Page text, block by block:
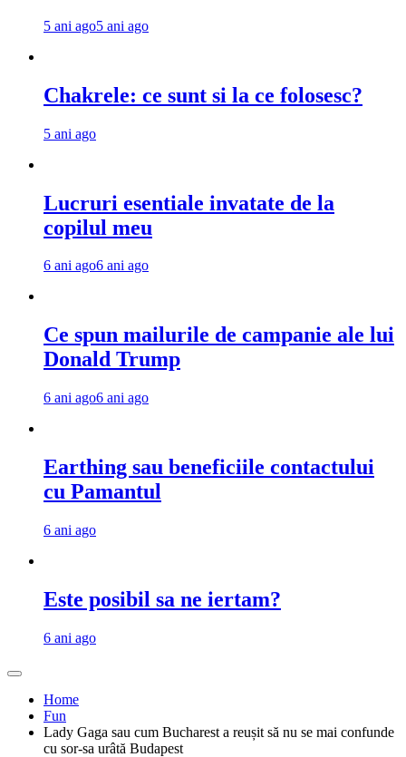
5 ani ago5 ani ago
Chakrele: ce sunt si la ce folosesc?
5 ani ago
Lucruri esentiale invatate de la
copilul meu
6 ani ago6 ani ago
Ce spun mailurile de campanie ale lui
Donald Trump
6 ani ago6 ani ago
Earthing sau beneficiile contactului
cu Pamantul
6 ani ago
Este posibil sa ne iertam?
6 ani ago
Home
Fun
Lady Gaga sau cum Bucharest a reușit să nu se mai confunde
cu sor-sa urâtă Budapest